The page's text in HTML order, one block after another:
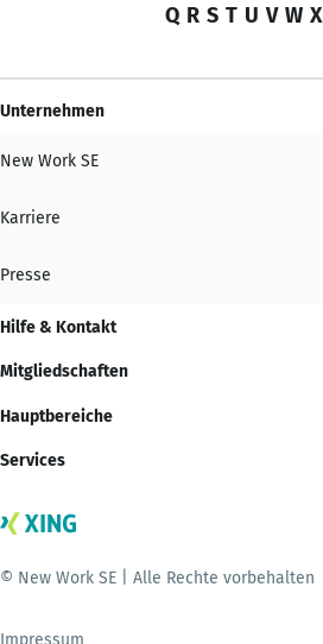
Q R S T U V W X
Unternehmen
New Work SE
Karriere
Presse
Hilfe & Kontakt
Mitgliedschaften
Hauptbereiche
Services
© New Work SE | Alle Rechte vorbehalten
Impressum